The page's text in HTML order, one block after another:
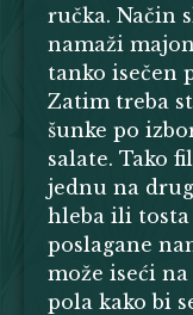
ručka. Način
namaži
tanko isečen
Zatim treba
šunke po
salate. Tako
jednu na
hleba ili
poslagane
može iseći
pola kako bi